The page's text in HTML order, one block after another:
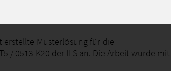
erstellte Musterlösung für die
/ 0513 K20 der ILS an. Die Arbeit wurde mit